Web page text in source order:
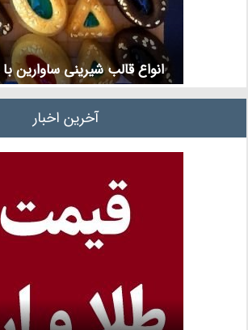
انواع قالب شیرینی ساوارین
آخرین اخبار